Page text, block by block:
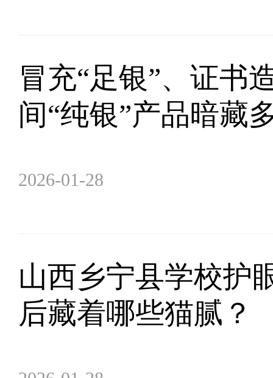
冒充“足银”、证
间“纯银”产品暗藏
2026-01-28
山西乡宁县学校护
后藏着哪些猫腻？